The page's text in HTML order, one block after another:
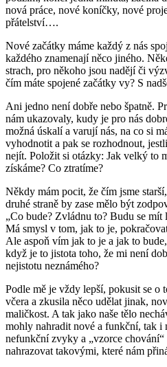
nová práce, nové koníčky, nové
přátelství….
Nové začátky máme každý z nás
každého znamenají něco jiného.
strach, pro někoho jsou nadějí či
čím máte spojené začátky vy? S
Ani jedno není dobře nebo špatně.
nám ukazovaly, kudy je pro nás
možná úskalí a varují nás, na co si
vyhodnotit a pak se rozhodnout,
nejít. Položit si otázky: Jak velký to
získáme? Co ztratíme?
Někdy mám pocit, že čím jsme
druhé straně by zase mělo být
„Co bude? Zvládnu to? Budu se mít
Má smysl v tom, jak to je,
Ale aspoň vím jak to je a jak to
když je to jistota toho, že mi není
nejistotu neznámého?
Podle mě je vždy lepší, pokusit se o
včera a zkusila něco udělat jinak,
maličkost. A tak jako naše tělo
mohly nahradit nové a funkční, tak i
nefunkční zvyky a „vzorce chování“
nahrazovat takovými, které nám